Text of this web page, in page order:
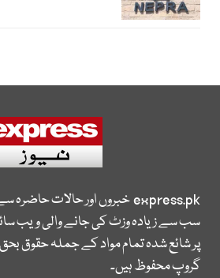
express.pkخبروں اور حالات حاضرہ
سب سے زیادہ وزٹ کی جانے والی ویب
پر شائع شدہ تمام مواد کے جملہ حقوق
گروپ محفوظ ہیں۔